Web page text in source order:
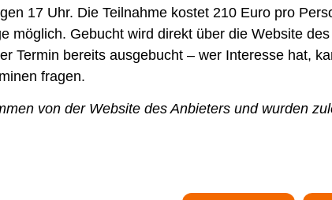
17 Uhr. Die Teilnahme kostet 210 Euro pro
möglich. Gebucht wird direkt über die Website des
Termin bereits ausgebucht – wer Interesse hat,
fragen.
von der Website des Anbieters und wurden